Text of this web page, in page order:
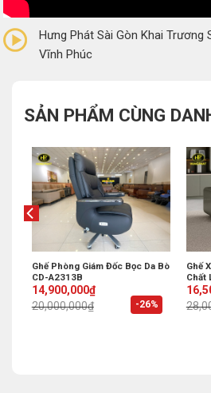
(0 Reviews)
Hưng Phát Sài Gòn Khai Trương
Vĩnh Phúc
SẢN PHẨM CÙNG
-26%
Ghế Phòng Giám Đốc Bọc Da Bò
CD-A2313B
20,000,000₫
Original
price
was:
14,900,000₫
Current
price
is:
Ghế
Chất
price
was:
price
is: